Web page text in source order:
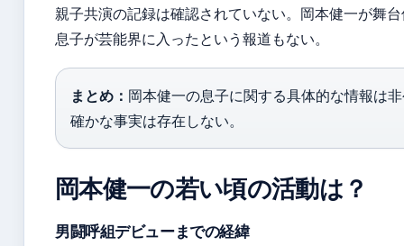
親子共演の記録は確認されていない。岡本健一が舞
息子が芸能界に入ったという報道もない。
まとめ： 岡本健一の息子に関する具体的な情報は
確かな事実は存在しない。
岡本健一の若い頃の活動は？
男闘呼組デビューまでの経緯